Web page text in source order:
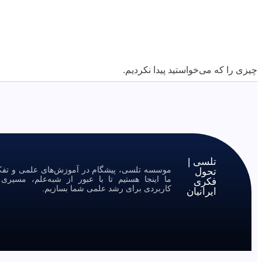
چیزی را که می‌خواستید پیدا نکردیم.
تلسی |
تحول
فکری
ایرانیان
موسسه تلسی، پیشگام در آموزش‌های علمی و
ما اینجا هستیم تا با عبور از شبه‌علم،
کاربردی برای رشد علمی شما بسازیم.